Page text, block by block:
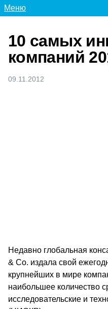
Меню
10 самых
компаний
09.11.2012
Недавно глобальная
& Co. издала свой
крупнейших в мире
наибольшее количество
исследовательские и